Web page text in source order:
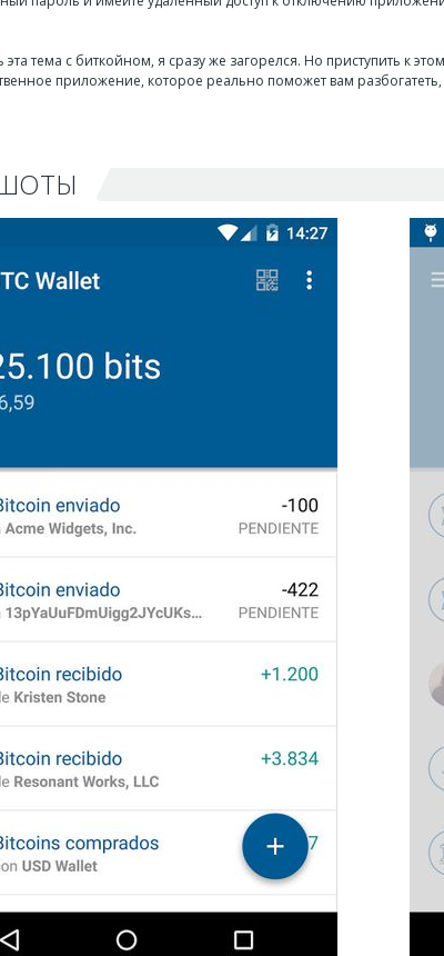
эта тема с биткойном, я сразу же загорелся. Но приступить к
приложение, которое реально поможет вам